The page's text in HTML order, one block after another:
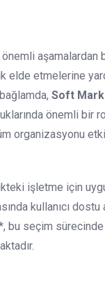
aşamalardan
etmelerine
Soft
önemli bir
organizasyonu
işletme için
kullanıcı dostu
bu seçim